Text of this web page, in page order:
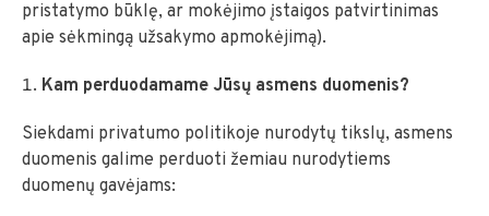
pristatymo būklę, ar mokėjimo įstaigos patvirtinimas
apie sėkmingą užsakymo apmokėjimą).
Kam perduodamame Jūsų asmens duomenis?
Siekdami privatumo politikoje nurodytų tikslų, asmens
duomenis galime perduoti žemiau nurodytiems
duomenų gavėjams: